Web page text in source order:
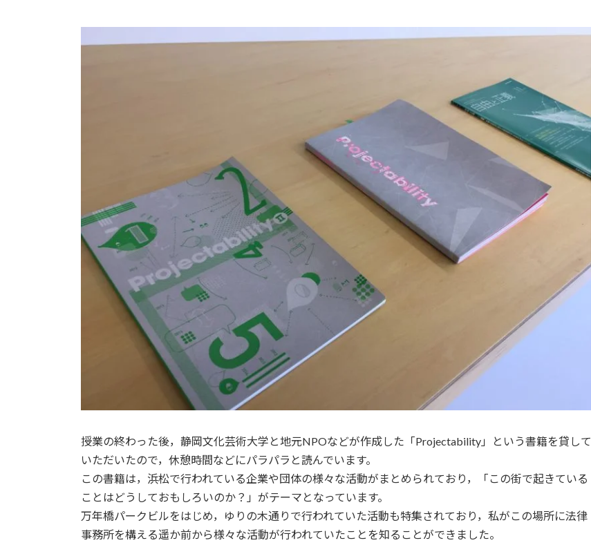
授業の終わった後，静岡文化芸術大学と地元NPOなどが作成した「Projectability」という書籍を貸して
いただいたので，休憩時間などにパラパラと読んでいます。
この書籍は，浜松で行われている企業や団体の様々な活動がまとめられており，「この街で起きている
ことはどうしておもしろいのか？」がテーマとなっています。
万年橋パークビルをはじめ，ゆりの木通りで行われていた活動も特集されており，私がこの場所に法律
事務所を構える遥か前から様々な活動が行われていたことを知ることができました。